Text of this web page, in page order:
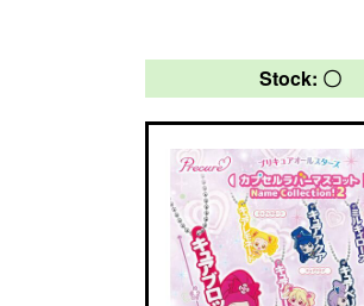
Stock: 〇